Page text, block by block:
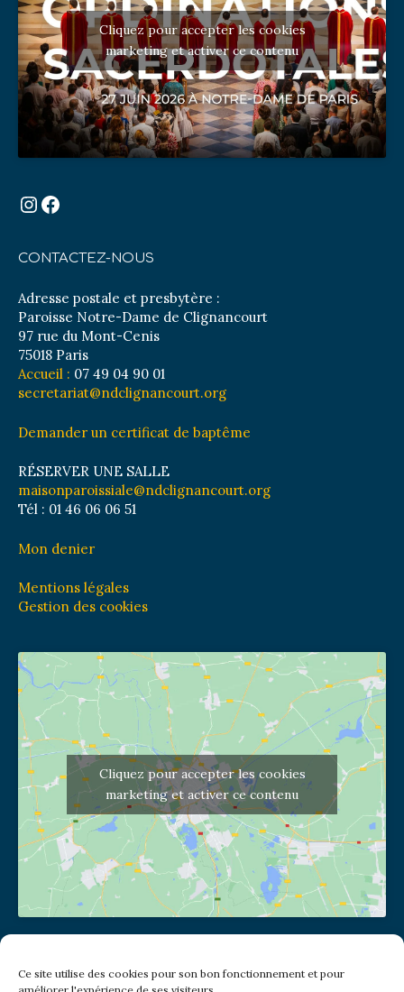
Ce site utilise des cookies pour son bon fonctionnement et pour
Cliquez pour accepter les cookies
marketing et activer ce contenu
Instagram
Facebook
CONTACTEZ-NOUS
Adresse postale et presbytère :
Paroisse Notre-Dame de Clignancourt
97 rue du Mont-Cenis
75018 Paris
Accueil : 07 49 04 90 01
secretariat@ndclignancourt.org
Demander un certificat de baptême
RÉSERVER UNE SALLE
maisonparoissiale@ndclignancourt.org
Tél : 01 46 06 06 51
Mon denier
Mentions légales
Gestion des cookies
Cliquez pour accepter les cookies
marketing et activer ce contenu
(pas de courrier à cette adresse)